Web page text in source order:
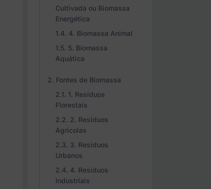
Cultivada ou Biomassa
Energética
4. Biomassa Animal
5. Biomassa
Aquática
Fontes de Biomassa
1. Resíduos
Florestais
2. Resíduos
Agrícolas
3. Resíduos
Urbanos
4. Resíduos
Industriais